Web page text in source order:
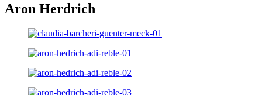
Aron Herdrich